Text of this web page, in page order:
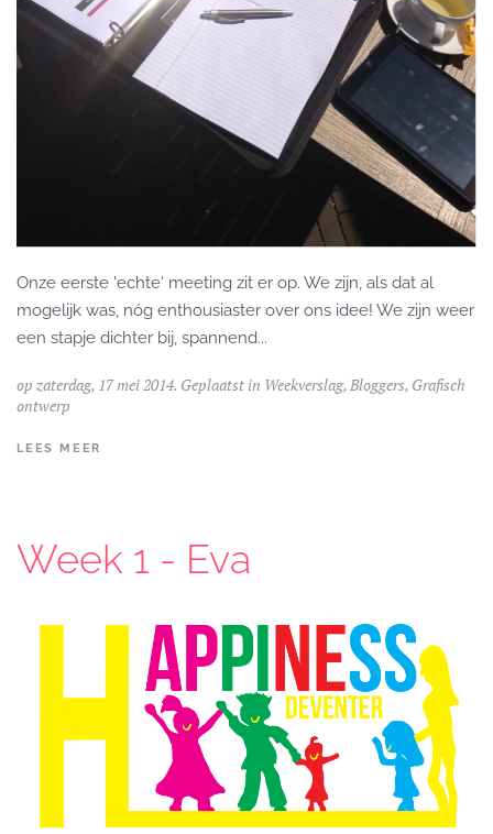
Onze eerste 'echte' meeting zit er op. We zijn, als dat al
mogelijk was, nóg enthousiaster over ons idee! We zijn weer
een stapje dichter bij, spannend...
op zaterdag, 17 mei 2014. Geplaatst in Weekverslag,Bloggers, Grafisch
ontwerp
LEES MEER
Week 1 - Eva